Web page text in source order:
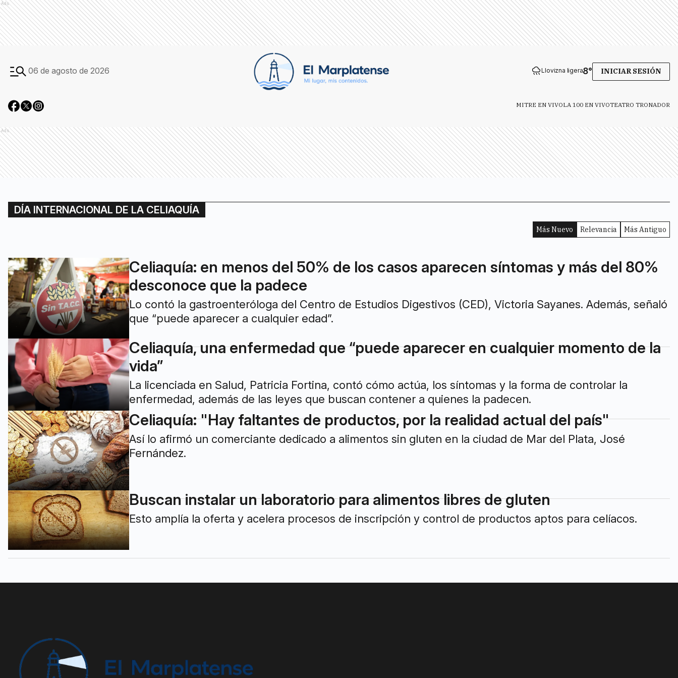
Ads
06 de agosto de 2026 Llovizna ligera8° INICIAR SESIÓN
MITRE EN VIVOLA 100 EN VIVOTEATRO TRONADOR
Ads
DÍA INTERNACIONAL DE LA CELIAQUÍA
Más Nuevo Relevancia Más Antiguo
Celiaquía: en menos del 50% de los casos aparecen síntomas y más del 80%
desconoce que la padece
Lo contó la gastroenteróloga del Centro de Estudios Digestivos (CED), Victoria Sayanes. Además, señaló
que “puede aparecer a cualquier edad”.
Celiaquía, una enfermedad que “puede aparecer en cualquier momento de la
vida”
La licenciada en Salud, Patricia Fortina, contó cómo actúa, los síntomas y la forma de controlar la
enfermedad, además de las leyes que buscan contener a quienes la padecen.
Celiaquía: "Hay faltantes de productos, por la realidad actual del país"
Así lo afirmó un comerciante dedicado a alimentos sin gluten en la ciudad de Mar del Plata, José
Fernández.
Buscan instalar un laboratorio para alimentos libres de gluten
Esto amplía la oferta y acelera procesos de inscripción y control de productos aptos para celíacos.